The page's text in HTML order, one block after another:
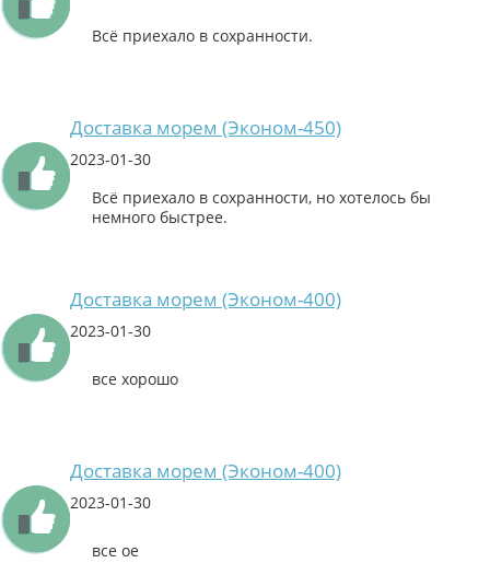
Всё приехало в сохранности.
Доставка морем (Эконом-450)
2023-01-30
Всё приехало в сохранности, но хотелось бы
немного быстрее.
Доставка морем (Эконом-400)
2023-01-30
все хорошо
Доставка морем (Эконом-400)
2023-01-30
все ое